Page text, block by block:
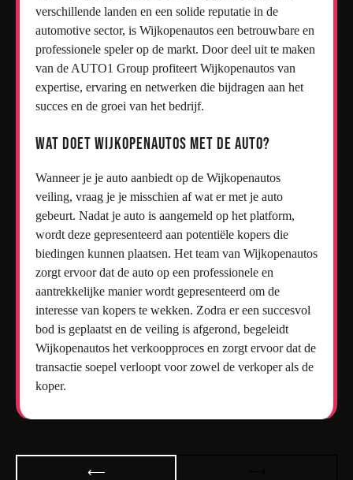
verschillende landen en een solide reputatie in de
automotive sector, is Wijkopenautos een betrouwbare en
professionele speler op de markt. Door deel uit te maken
van de AUTO1 Group profiteert Wijkopenautos van
expertise, ervaring en netwerken die bijdragen aan het
succes en de groei van het bedrijf.
Wat doet Wijkopenautos met de auto?
Wanneer je je auto aanbiedt op de Wijkopenautos
veiling, vraag je je misschien af wat er met je auto
gebeurt. Nadat je auto is aangemeld op het platform,
wordt deze gepresenteerd aan potentiële kopers die
biedingen kunnen plaatsen. Het team van Wijkopenautos
zorgt ervoor dat de auto op een professionele en
aantrekkelijke manier wordt gepresenteerd om de
interesse van kopers te wekken. Zodra er een succesvol
bod is geplaatst en de veiling is afgerond, begeleidt
Wijkopenautos het verkoopproces en zorgt ervoor dat de
transactie soepel verloopt voor zowel de verkoper als de
koper.
⟵